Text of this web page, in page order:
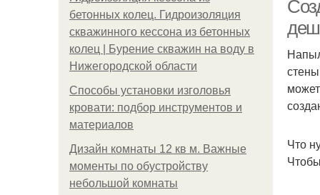
бетонных колец. Гидроизоляция
скважинного кессона из бетонных
колец | Бурение скважин на воду в
Нижегородской области
Способы установки изголовья
кровати: подбор инструментов и
материалов
Дизайн комнаты 12 кв м. Важные
моменты по обустройству
небольшой комнаты
Что